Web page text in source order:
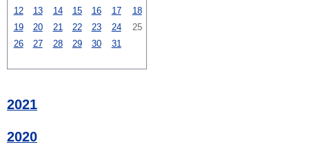
12 13 14 15 16 17
18
19
20 21 22 23 24
25
26
27 28 29 30 31
2021
2020